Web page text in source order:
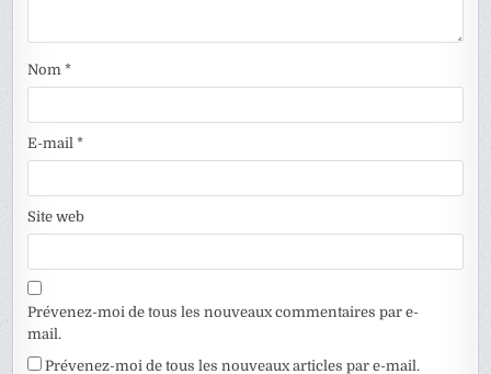
Nom*
E-mail*
Site web
Prévenez-moi de tous les nouveaux commentaires par e-
mail.
Prévenez-moi de tous les nouveaux articles par e-mail.